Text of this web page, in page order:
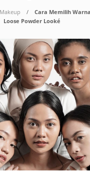
Makeup
Cara Memilih
Loose Powder Looké